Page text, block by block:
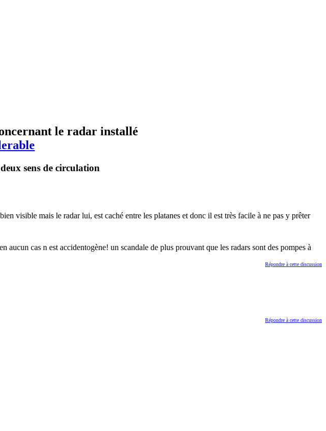
le radar installé
sens de circulation
visible mais le radar lui, est caché entre les platanes et donc il est très facile à ne pas y prêter
cas n est accidentogène! un scandale de plus prouvant que les radars sont des pompes à
Répondre à cette discussion
Répondre à cette discussion